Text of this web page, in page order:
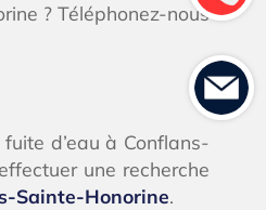
? Téléphonez-nous
d’eau à Conflans-
une recherche
Sainte-Honorine.